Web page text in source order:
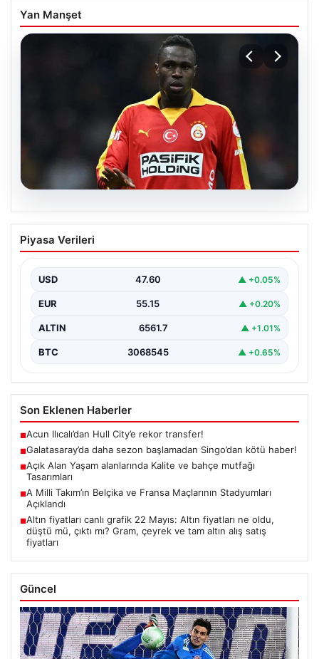
Yan Manşet
05.08.2026
Galatasaray’da daha sezon başlamadan
Singo’dan kötü haber!
Başlangıç: Singo’nun Durumu Belirsizliğini Koruyor”,
“content”: “…
Piyasa Verileri
USD 47.60 ▲ +0.05%
EUR 55.15 ▲ +0.20%
ALTIN 6561.7 ▲ +1.01%
BTC 3068545 ▲ +0.65%
Son Eklenen Haberler
■Acun Ilıcalı’dan Hull City’e rekor transfer!
■Galatasaray’da daha sezon başlamadan Singo’dan kötü haber!
■Açık Alan Yaşam alanlarında Kalite ve bahçe mutfağı
Tasarımları
■A Milli Takım’ın Belçika ve Fransa Maçlarının Stadyumları
Açıklandı
■Altın fiyatları canlı grafik 22 Mayıs: Altın fiyatları ne oldu,
düştü mü, çıktı mı? Gram, çeyrek ve tam altın alış satış
fiyatları
Güncel